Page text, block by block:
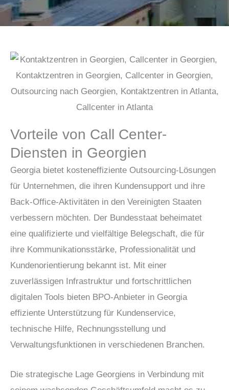
Vorteile von Call Center-
Diensten in Georgien
Georgia bietet kosteneffiziente Outsourcing-Lösungen
für Unternehmen, die ihren Kundensupport und ihre
Back-Office-Aktivitäten in den Vereinigten Staaten
verbessern möchten. Der Bundesstaat beheimatet
eine qualifizierte und vielfältige Belegschaft, die für
ihre Kommunikationsstärke, Professionalität und
Kundenorientierung bekannt ist. Mit einer
zuverlässigen Infrastruktur und fortschrittlichen
digitalen Tools bieten BPO-Anbieter in Georgia
effiziente Unterstützung für Kundenservice,
technische Hilfe, Rechnungsstellung und
Verwaltungsfunktionen in verschiedenen Branchen.
Die strategische Lage Georgiens in Verbindung mit